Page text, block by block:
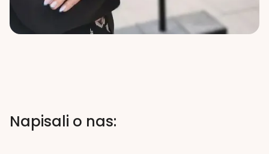
Napisali o nas: